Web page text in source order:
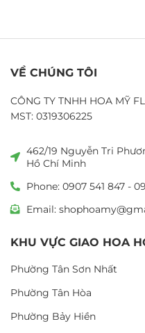
VỀ CHÚNG TÔI
CÔNG TY TNHH HOA MỸ
MST: 0319306225
462/19 Nguyễn Tri
Hồ Chí Minh
Phone: 0907 541 847 -
Email:
KHU VỰC GIAO HOA
Phường Tân Sơn Nhất
Phường Tân Hòa
Phường Bảy Hiền